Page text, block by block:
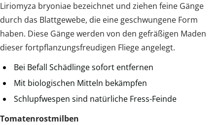
Liriomyza bryoniae bezeichnet und ziehen feine Gänge
durch das Blattgewebe, die eine geschwungene Form
haben. Diese Gänge werden von den gefräßigen Maden
dieser fortpflanzungsfreudigen Fliege angelegt.
Bei Befall Schädlinge sofort entfernen
Mit biologischen Mitteln bekämpfen
Schlupfwespen sind natürliche Fress-Feinde
Tomatenrostmilben